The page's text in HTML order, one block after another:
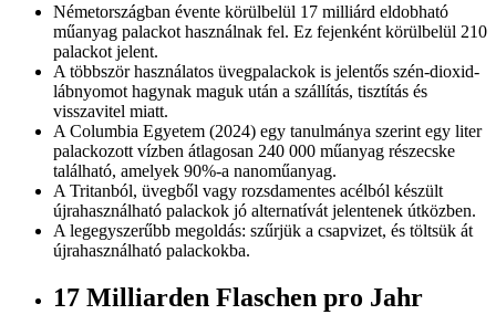
Németországban évente körülbelül 17 milliárd eldobható
műanyag palackot használnak fel. Ez fejenként körülbelül 210
palackot jelent.
A többször használatos üvegpalackok is jelentős szén-dioxid-
lábnyomot hagynak maguk után a szállítás, tisztítás és
visszavitel miatt.
A Columbia Egyetem (2024) egy tanulmánya szerint egy liter
palackozott vízben átlagosan 240 000 műanyag részecske
található, amelyek 90%-a nanoműanyag.
A Tritanból, üvegből vagy rozsdamentes acélból készült
újrahasználható palackok jó alternatívát jelentenek útközben.
A legegyszerűbb megoldás: szűrjük a csapvizet, és töltsük át
újrahasználható palackokba.
17 Milliarden Flaschen pro Jahr